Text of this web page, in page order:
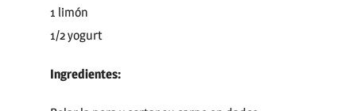
1 limón
1/2 yogurt
Ingredientes: